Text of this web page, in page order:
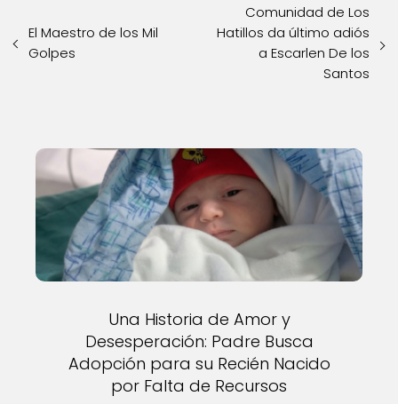
El Maestro de los Mil
Golpes
Comunidad de Los
Hatillos da último adiós
a Escarlen De los
Santos
Una Historia de Amor y
Desesperación: Padre Busca
Adopción para su Recién Nacido
por Falta de Recursos